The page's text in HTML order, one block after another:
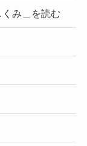
み＿を読む